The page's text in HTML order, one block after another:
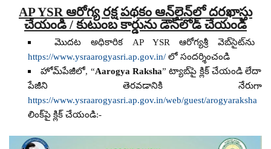
AP YSR ఆరోగ్య రక్ష పథకం ఆన్‌లైన్‌లో దరఖాస్తు
చేయండి / కుటుంబ కార్డును డౌన్‌లోడ్ చేయండి
మొదట అధికారిక AP YSR ఆరోగ్యశ్రీ వెబ్‌సైట్‌ను
https://www.ysraarogyasri.ap.gov.in/లో సందర్శించండి
హోమ్‌పేజీలో, “Aarogya Raksha” ట్యాబ్‌పై క్లిక్ చేయండి లేదా
పేజీని తెరవడానికి నేరుగా
https://www.ysraarogyasri.ap.gov.in/web/guest/arogyaraksha
లింక్‌పై క్లిక్ చేయండి:-